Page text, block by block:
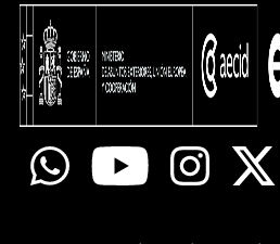
WhatsappYoutube Instagram
X